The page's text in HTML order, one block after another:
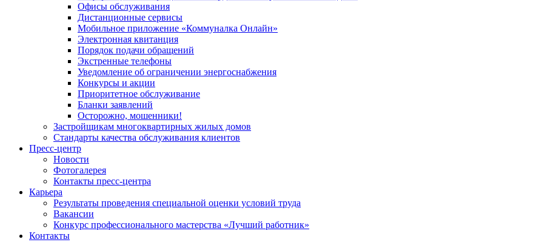
Офисы обслуживания
Дистанционные сервисы
Мобильное приложение «Коммуналка Онлайн»
Электронная квитанция
Порядок подачи обращений
Экстренные телефоны
Уведомление об ограничении энергоснабжения
Конкурсы и акции
Приоритетное обслуживание
Бланки заявлений
Осторожно, мошенники!
Застройщикам многоквартирных жилых домов
Стандарты качества обслуживания клиентов
Пресс-центр
Новости
Фотогалерея
Контакты пресс-центра
Карьера
Результаты проведения специальной оценки условий труда
Вакансии
Конкурс профессионального мастерства «Лучший работник»
Контакты